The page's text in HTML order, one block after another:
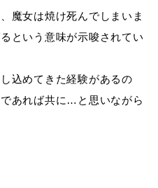
魔女は焼け死んでしまいま
という意味が示唆されてい
込めてきた経験があるの
あれば共に…と思いながら